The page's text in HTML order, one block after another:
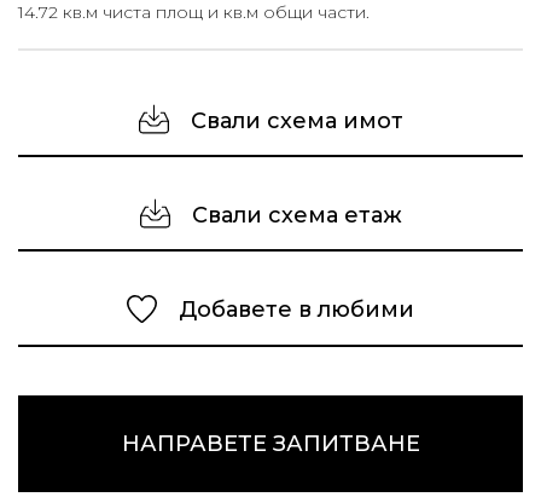
14.72 кв.м чиста площ и кв.м общи части.
Свали схема имот
Свали схема етаж
Добавете в любими
НАПРАВЕТЕ ЗАПИТВАНЕ